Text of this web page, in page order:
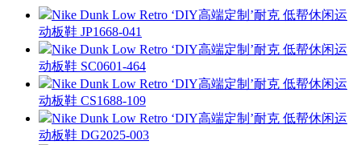
Nike Dunk Low Retro ‘DIY高端定制’耐克 低帮休闲运
动板鞋 JP1668-041
Nike Dunk Low Retro ‘DIY高端定制’耐克 低帮休闲运
动板鞋 SC0601-464
Nike Dunk Low Retro ‘DIY高端定制’耐克 低帮休闲运
动板鞋 CS1688-109
Nike Dunk Low Retro ‘DIY高端定制’耐克 低帮休闲运
动板鞋 DG2025-003